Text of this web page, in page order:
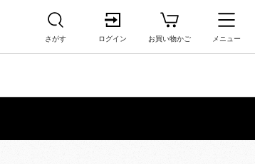
さがす ログイン お買い物かご メニュー